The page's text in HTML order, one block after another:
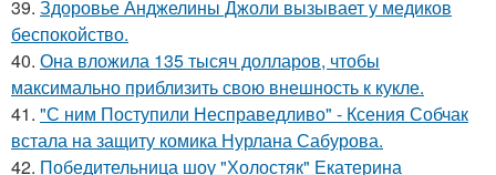
39. Здоровье Анджелины Джоли вызывает у медиков
беспокойство.
40. Она вложила 135 тысяч долларов, чтобы
максимально приблизить свою внешность к кукле.
41. "С ним Поступили Несправедливо" - Ксения Собчак
встала на защиту комика Нурлана Сабурова.
42. Победительница шоу "Холостяк" Екатерина